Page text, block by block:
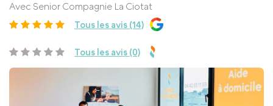
Avec Senior Compagnie La Ciotat
Tous les avis (14)
Tous les avis (0)